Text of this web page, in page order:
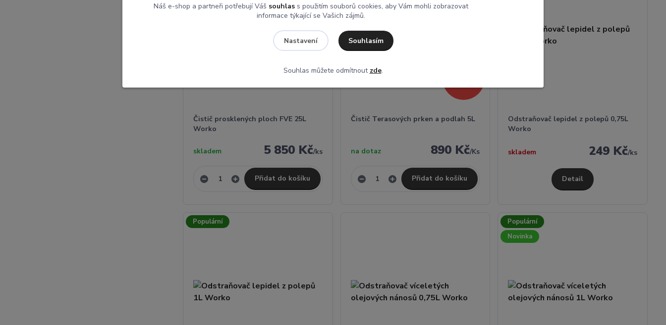
Čistič prosklených ploch FVE 25L
Worko
5 850 Kč/ks
skladem
Přidat do košíku
Čistič Terasových prken a podlah 5L
890 Kč/Ks
na dotaz
Přidat do košíku
Odstraňovač lepidel z polepů 0,75L
Worko
249 Kč/ks
skladem
Detail
Populární
Populární
Novinka
Náš e-shop a partneři potřebují Váš souhlass použitím souborů cookies, aby Vám mohli zobrazovat
informace týkající se Vašich zájmů.
Nastavení Souhlasím
Souhlas můžete odmítnout zde.